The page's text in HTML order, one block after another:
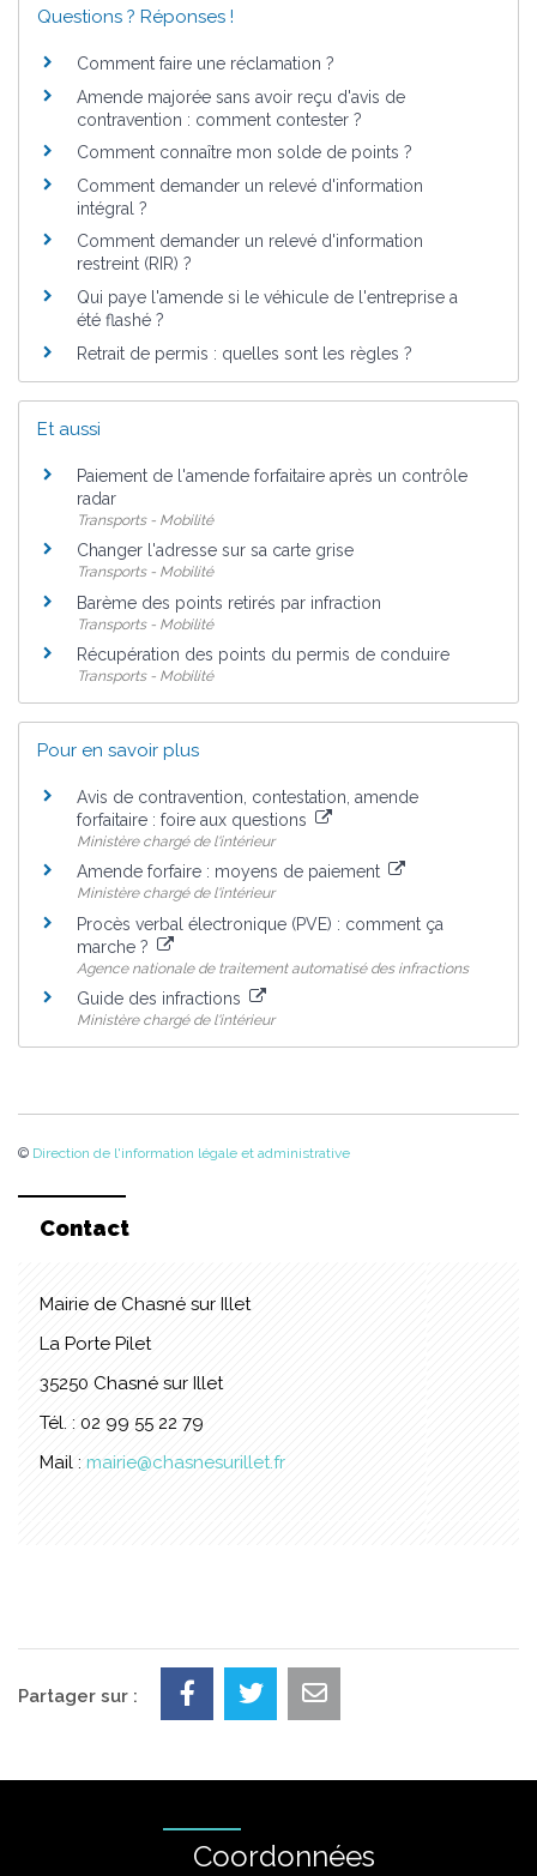
Questions ? Réponses !
Comment faire une réclamation ?
Amende majorée sans avoir reçu d'avis de
contravention : comment contester ?
Comment connaître mon solde de points ?
Comment demander un relevé d'information
intégral ?
Comment demander un relevé d'information
restreint (RIR) ?
Qui paye l'amende si le véhicule de l'entreprise a
été flashé ?
Retrait de permis : quelles sont les règles ?
Et aussi
Paiement de l'amende forfaitaire après un contrôle
radar
Transports - Mobilité
Changer l'adresse sur sa carte grise
Transports - Mobilité
Barème des points retirés par infraction
Transports - Mobilité
Récupération des points du permis de conduire
Transports - Mobilité
Pour en savoir plus
Avis de contravention, contestation, amende
forfaitaire : foire aux questions
Ministère chargé de l'intérieur
Amende forfaire : moyens de paiement
Ministère chargé de l'intérieur
Procès verbal électronique (PVE) : comment ça
marche ?
Agence nationale de traitement automatisé des infractions
Guide des infractions
Ministère chargé de l'intérieur
© Direction de l'information légale et administrative
Contact
Mairie de Chasné sur Illet
La Porte Pilet
35250 Chasné sur Illet
Tél. : 02 99 55 22 79
Mail : mairie@chasnesurillet.fr
Partager sur :
Coordonnées